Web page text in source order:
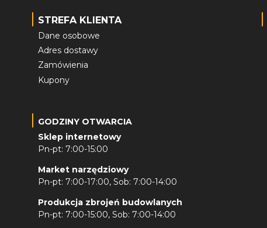
STREFA KLIENTA
Dane osobowe
Adres dostawy
Zamówienia
Kupony
GODZINY OTWARCIA
Sklep internetowy
Pn-pt: 7:00-15:00
Market narzędziowy
Pn-pt: 7:00-17:00, Sob: 7:00-14:00
Produkcja zbrojeń budowlanych
Pn-pt: 7:00-15:00, Sob: 7:00-14:00